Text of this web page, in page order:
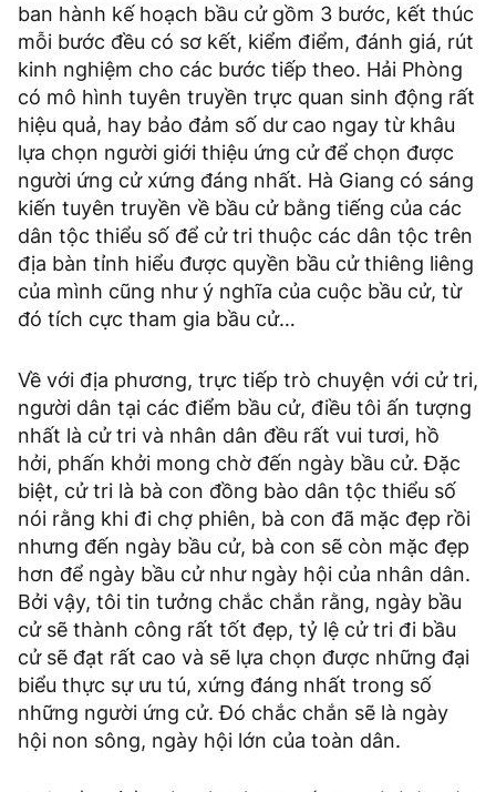
ban hành kế hoạch bầu cử gồm 3 bước, kết thúc
mỗi bước đều có sơ kết, kiểm điểm, đánh giá, rút
kinh nghiệm cho các bước tiếp theo. Hải Phòng
có mô hình tuyên truyền trực quan sinh động rất
hiệu quả, hay bảo đảm số dư cao ngay từ khâu
lựa chọn người giới thiệu ứng cử để chọn được
người ứng cử xứng đáng nhất. Hà Giang có sáng
kiến tuyên truyền về bầu cử bằng tiếng của các
dân tộc thiểu số để cử tri thuộc các dân tộc trên
địa bàn tỉnh hiểu được quyền bầu cử thiêng liêng
của mình cũng như ý nghĩa của cuộc bầu cử, từ
đó tích cực tham gia bầu cử…
Về với địa phương, trực tiếp trò chuyện với cử tri,
người dân tại các điểm bầu cử, điều tôi ấn tượng
nhất là cử tri và nhân dân đều rất vui tươi, hồ
hởi, phấn khởi mong chờ đến ngày bầu cử. Đặc
biệt, cử tri là bà con đồng bào dân tộc thiểu số
nói rằng khi đi chợ phiên, bà con đã mặc đẹp rồi
nhưng đến ngày bầu cử, bà con sẽ còn mặc đẹp
hơn để ngày bầu cử như ngày hội của nhân dân.
Bởi vậy, tôi tin tưởng chắc chắn rằng, ngày bầu
cử sẽ thành công rất tốt đẹp, tỷ lệ cử tri đi bầu
cử sẽ đạt rất cao và sẽ lựa chọn được những đại
biểu thực sự ưu tú, xứng đáng nhất trong số
những người ứng cử. Đó chắc chắn sẽ là ngày
hội non sông, ngày hội lớn của toàn dân.